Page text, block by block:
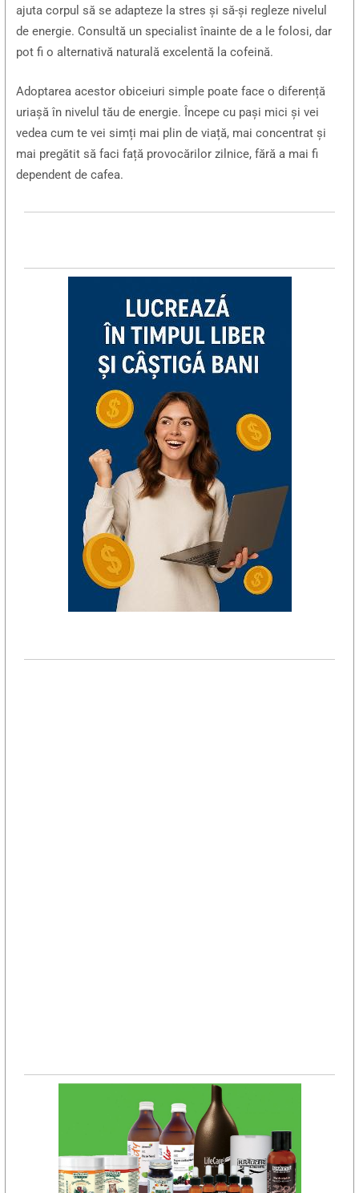
ajuta corpul să se adapteze la stres și să-și regleze nivelul
de energie. Consultă un specialist înainte de a le folosi, dar
pot fi o alternativă naturală excelentă la cofeină.
Adoptarea acestor obiceiuri simple poate face o diferență
uriașă în nivelul tău de energie. Începe cu pași mici și vei
vedea cum te vei simți mai plin de viață, mai concentrat și
mai pregătit să faci față provocărilor zilnice, fără a mai fi
dependent de cafea.